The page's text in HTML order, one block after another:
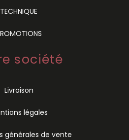
TECHNIQUE
société
Livraison
légales
générales de vente